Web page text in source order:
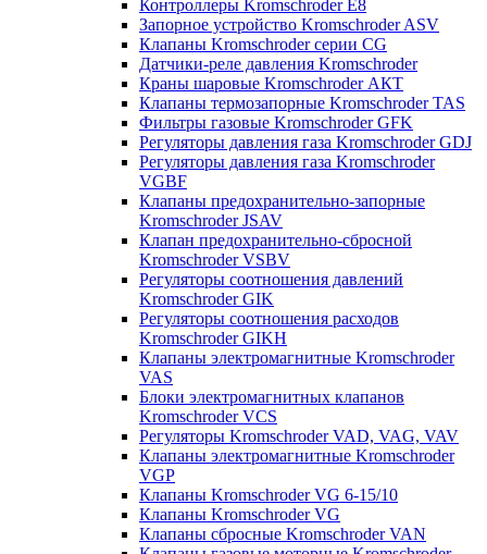
Контроллеры Kromschroder E8
Запорное устройство Kromschroder ASV
Клапаны Kromschroder серии CG
Датчики-реле давления Kromschroder
Краны шаровые Kromschroder АКТ
Клапаны термозапорные Kromschroder TAS
Фильтры газовые Kromschroder GFK
Регуляторы давления газа Kromschroder GDJ
Регуляторы давления газа Kromschroder
VGBF
Клапаны предохранительно-запорные
Kromschroder JSAV
Клапан предохранительно-сбросной
Kromschroder VSBV
Регуляторы соотношения давлений
Kromschroder GIK
Регуляторы соотношения расходов
Kromschroder GIKH
Клапаны электромагнитные Kromschroder
VAS
Блоки электромагнитных клапанов
Kromschroder VCS
Регуляторы Kromschroder VAD, VAG, VAV
Клапаны электромагнитные Kromschroder
VGP
Клапаны Kromschroder VG 6-15/10
Клапаны Kromschroder VG
Клапаны сбросные Kromschroder VAN